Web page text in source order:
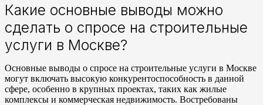
Какие основные выводы можно
сделать о спросе на строительные
услуги в Москве?
Основные выводы о спросе на строительные услуги в Москве
могут включать высокую конкурентоспособность в данной
сфере, особенно в крупных проектах, таких как жилые
комплексы и коммерческая недвижимость. Востребованы